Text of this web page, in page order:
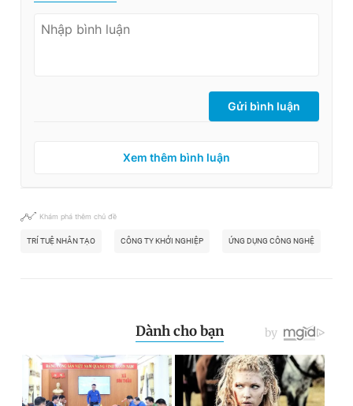
Gửi bình luận
Xem thêm bình luận
Khám phá thêm chủ đề
TRÍ TUỆ NHÂN TẠO CÔNG TY KHỞI NGHIỆP ỨNG DỤNG CÔNG NGHỆ